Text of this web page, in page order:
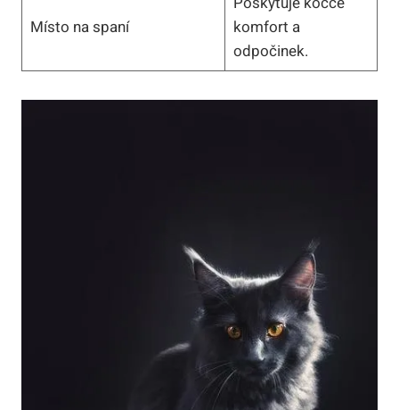
Místo na spaní
komfort a
odpočinek.